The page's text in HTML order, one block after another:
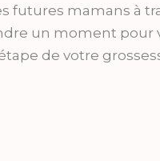
mamans à
un moment pour
de votre